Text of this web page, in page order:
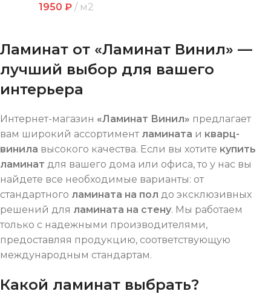
1950 ₽ м2
Ламинат от «Ламинат Винил» —
лучший выбор для вашего
интерьера
Интернет-магазин «Ламинат Винил» предлагает
вам широкий ассортимент ламината и кварц-
винила высокого качества. Если вы хотите купить
ламинат для вашего дома или офиса, то у нас вы
найдете все необходимые варианты: от
стандартного ламината на пол до эксклюзивных
решений для ламината на стену. Мы работаем
только с надежными производителями,
предоставляя продукцию, соответствующую
международным стандартам.
Какой ламинат выбрать?